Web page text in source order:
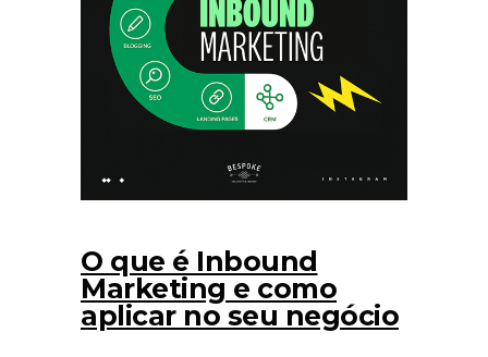
O que é Inbound
Marketing e como
aplicar no seu negócio